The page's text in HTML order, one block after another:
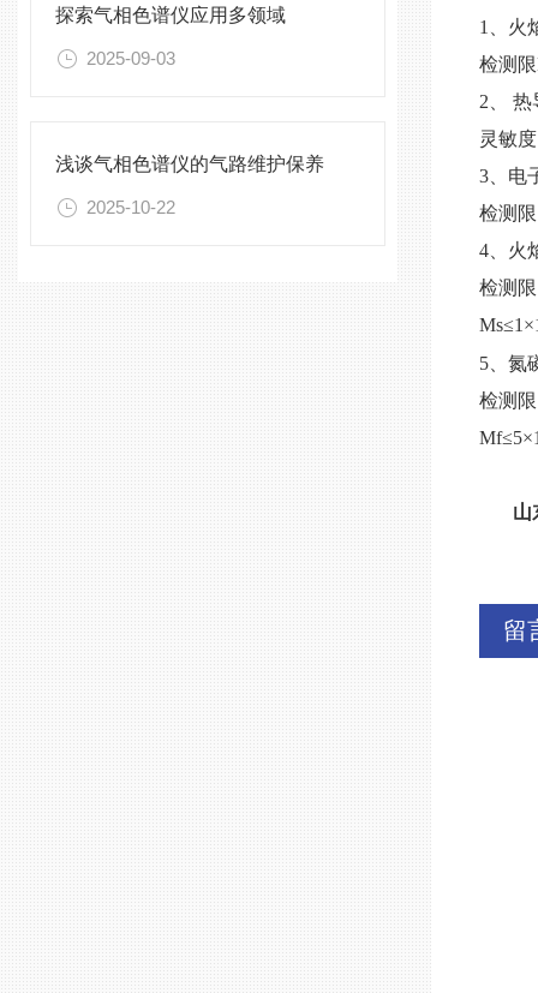
探索气相色谱仪应用多领域
2025-09-03
浅谈气相色谱仪的气路维护保养
2025-10-22
1、火
检测限
2、
灵敏
3、电
检测
4、火
检测
5、氮
检测
山
留